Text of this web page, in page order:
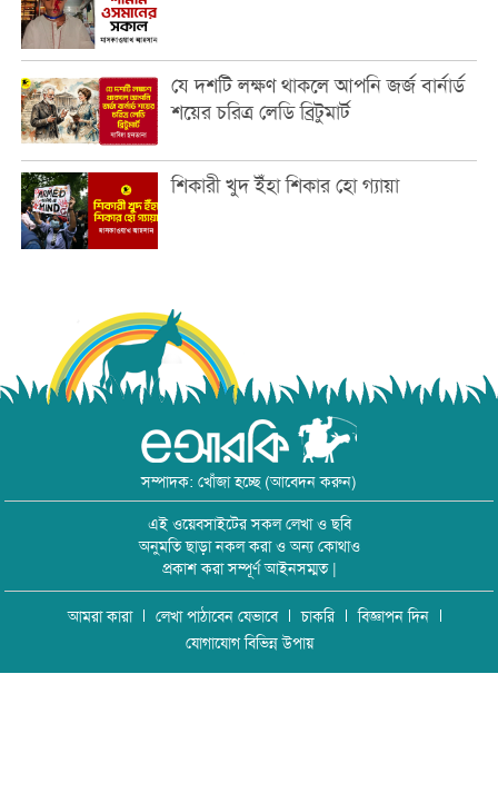
যে দশটি লক্ষণ থাকলে আপনি জর্জ বার্নার্ড
শয়ের চরিত্র লেডি ব্রিটুমার্ট
শিকারী খুদ ইঁহা শিকার হো গ্যায়া
সম্পাদক: খোঁজা হচ্ছে (আবেদন করুন)
এই ওয়েবসাইটের সকল লেখা ও ছবি
অনুমতি ছাড়া নকল করা ও অন্য কোথাও
প্রকাশ করা সম্পূর্ণ আইনসম্মত |
আমরা কারা লেখা পাঠাবেন যেভাবে চাকরি
বিজ্ঞাপন দিন
যোগাযোগ বিভিন্ন উপায়